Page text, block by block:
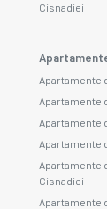
Cisnadiei
Apartamente
Apartamente
Apartamente
Apartamente
Apartamente
Cisnadiei
Apartamente